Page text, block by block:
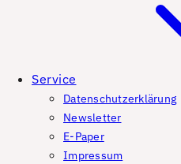
Service
Datenschutzerklärung
Newsletter
E-Paper
Impressum